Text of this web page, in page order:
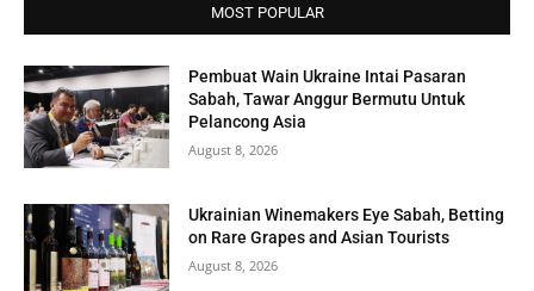
MOST POPULAR
Pembuat Wain Ukraine Intai Pasaran
Sabah, Tawar Anggur Bermutu Untuk
Pelancong Asia
August 8, 2026
Ukrainian Winemakers Eye Sabah, Betting
on Rare Grapes and Asian Tourists
August 8, 2026